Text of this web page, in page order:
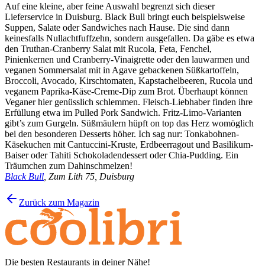
Auf eine kleine, aber feine Auswahl begrenzt sich dieser
Lieferservice in Duisburg. Black Bull bringt euch beispielsweise
Suppen, Salate oder Sandwiches nach Hause. Die sind dann
keinesfalls Nullachtfuffzehn, sondern ausgefallen. Da gäbe es etwa
den Truthan-Cranberry Salat mit Rucola, Feta, Fenchel,
Pinienkernen und Cranberry-Vinaigrette oder den lauwarmen und
veganen Sommersalat mit in Agave gebackenen Süßkartoffeln,
Broccoli, Avocado, Kirschtomaten, Kapstachelbeeren, Rucola und
veganem Paprika-Käse-Creme-Dip zum Brot. Überhaupt können
Veganer hier genüsslich schlemmen. Fleisch-Liebhaber finden ihre
Erfüllung etwa im Pulled Pork Sandwich. Fritz-Limo-Varianten
gibt’s zum Gurgeln. Süßmäulern hüpft on top das Herz womöglich
bei den besonderen Desserts höher. Ich sag nur: Tonkabohnen-
Käsekuchen mit Cantuccini-Kruste, Erdbeerragout und Basilikum-
Baiser oder Tahiti Schokoladendessert oder Chia-Pudding. Ein
Träumchen zum Dahinschmelzen!
Black Bull , Zum Lith 75, Duisburg
Zurück zum Magazin
Die besten Restaurants in deiner Nähe!